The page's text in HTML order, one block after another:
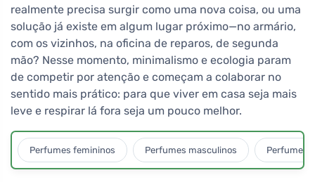
realmente precisa surgir como uma nova coisa, ou uma
solução já existe em algum lugar próximo—no armário,
com os vizinhos, na oficina de reparos, de segunda
mão? Nesse momento, minimalismo e ecologia param
de competir por atenção e começam a colaborar no
sentido mais prático: para que viver em casa seja mais
leve e respirar lá fora seja um pouco melhor.
Perfumes femininos Perfumes masculinos Perfumes